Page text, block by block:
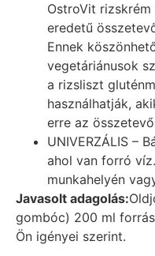
OstroVit
eredetű
Ennek
vegetáriánusok
a rizsliszt
használhatják,
erre az
UNIVERZÁLIS –
ahol van forró
munkahelyén
Javasolt adagolás:
gombóc) 200 ml
Ön igényei szerint.